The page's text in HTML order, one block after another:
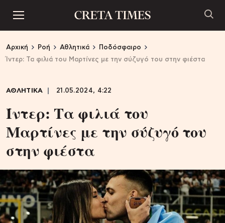
Αρχική Ροή Αθλητικά
Ποδόσφαιρο
Ίντερ: Τα φιλιά του Μαρτίνες με την σύζυγό του στην φιέστα
ΑΘΛΗΤΙΚΑ 21.05.2024, 4:22
Ίντερ: Τα φιλιά του
Μαρτίνες με την σύζυγό του
στην φιέστα